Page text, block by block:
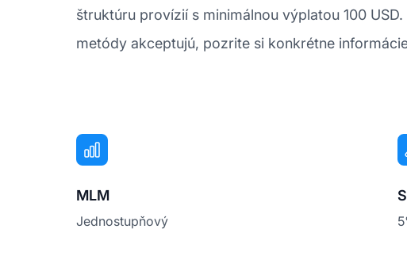
štruktúru provízií s minimálnou výplatou 100
metódy akceptujú, pozrite si konkrétne
MLM
Jednostupňový